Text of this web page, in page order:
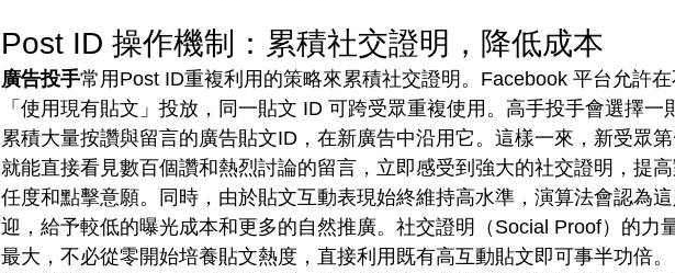
Post ID 操作機制：累積社交證明，降低成本
廣告投手常用Post ID重複利用的策略來累積社交證明。Facebook 平台允許
「使用現有貼文」投放，同一貼文 ID 可跨受眾重複使用。高手投手會選擇一
累積大量按讚與留言的廣告貼文ID，在新廣告中沿用它。這樣一來，新受眾
就能直接看見數百個讚和熱烈討論的留言，立即感受到強大的社交證明，提
任度和點擊意願。同時，由於貼文互動表現始終維持高水準，演算法會認為
迎，給予較低的曝光成本和更多的自然推廣。社交證明（Social Proof）的力
最大，不必從零開始培養貼文熱度，直接利用既有高互動貼文即可事半功倍。